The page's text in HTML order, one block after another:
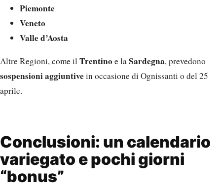
Piemonte
Veneto
Valle d’Aosta
Altre Regioni, come ilTrentinoe laSardegna, prevedono
sospensioni aggiuntivein occasione di Ognissanti o del 25
aprile.
Conclusioni: un calendario
variegato e pochi giorni
“bonus”